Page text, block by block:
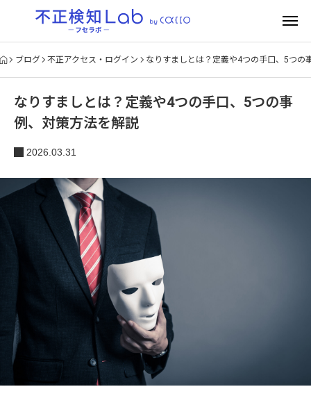
ブログ 不正アクセス・ログイン なりすましとは？定義や4つの手口、5つの
なりすましとは？定義や4つの手口、5つの事
例、対策方法を解説
2026.03.31